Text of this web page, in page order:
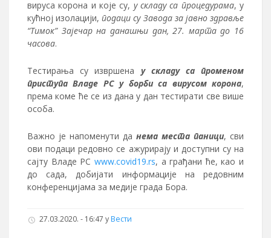
вируса корона и које су, у складу са процедурама, у
кућној изолацији,подаци су Завода за јавно здравље
“Тимок” Зајечар на данашњи дан, 27. марта до 16
часова.
Тестирања су извршена у складу са променом
приступа Владе РС у борби са вирусом корона,
према коме ће се из дана у дан тестирати све више
особа.
Важно је напоменути да нема места паници, сви
ови подаци редовно се ажурирају и доступни су на
сајту Владе РС www.covid19.rs, а грађани ће, као и
до сада, добијати информације на редовним
конференцијама за медије града Бора.
27.03.2020. - 16:47 уВести